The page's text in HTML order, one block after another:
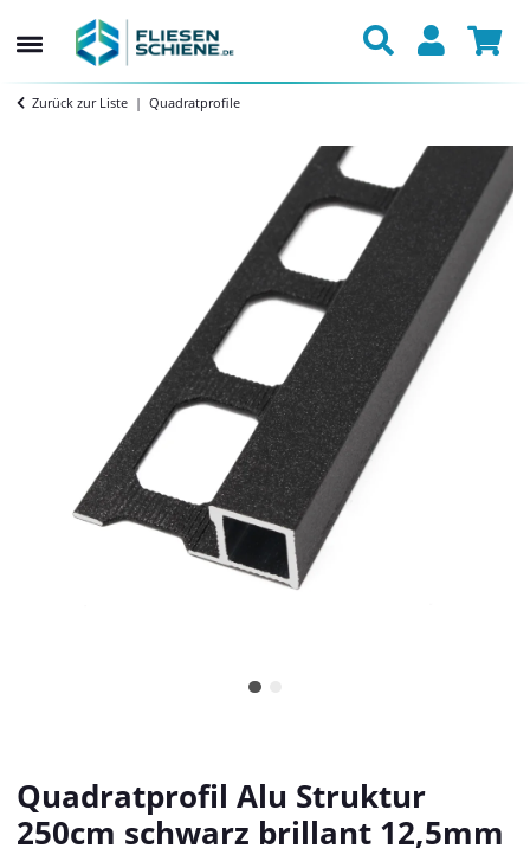
Zurück zur Liste Quadratprofile
Quadratprofil Alu Struktur
250cm schwarz brillant 12,5mm